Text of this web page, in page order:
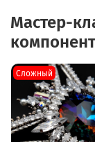
Мастер-
Сложный